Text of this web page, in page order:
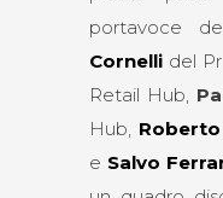
portavoce
Cornelli del
Retail Hub,
Hub,
e Salvo